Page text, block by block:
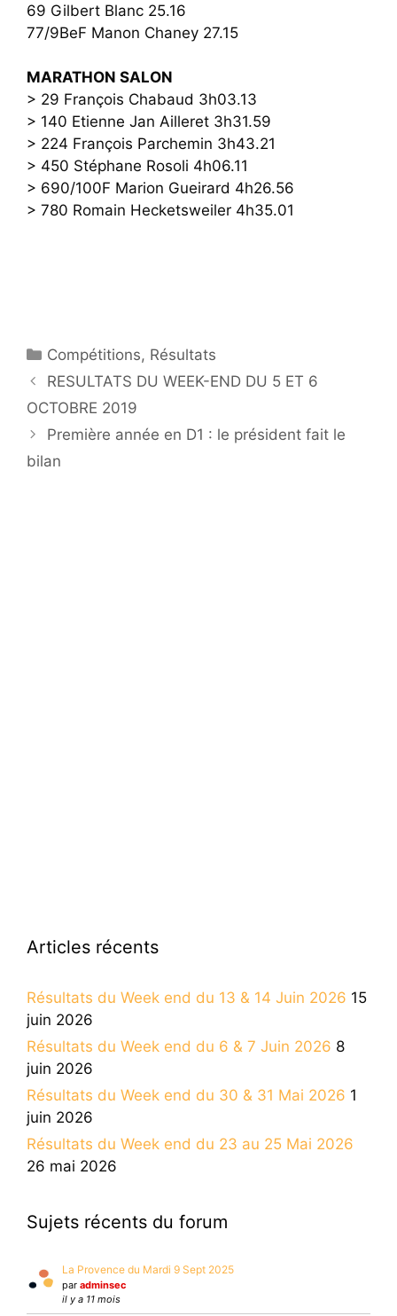
69 Gilbert Blanc 25.16
77/9BeF Manon Chaney 27.15
MARATHON SALON
> 29 François Chabaud 3h03.13
> 140 Etienne Jan Ailleret 3h31.59
> 224 François Parchemin 3h43.21
> 450 Stéphane Rosoli 4h06.11
> 690/100F Marion Gueirard 4h26.56
> 780 Romain Hecketsweiler 4h35.01
Catégories
Compétitions, Résultats
RESULTATS DU WEEK-END DU 5 ET 6
OCTOBRE 2019
Première année en D1 : le président fait le
bilan
Articles récents
Résultats du Week end du 13 & 14 Juin 2026 15
juin 2026
Résultats du Week end du 6 & 7 Juin 2026 8
juin 2026
Résultats du Week end du 30 & 31 Mai 2026 1
juin 2026
Résultats du Week end du 23 au 25 Mai 2026
26 mai 2026
Sujets récents du forum
La Provence du Mardi 9 Sept 2025
par adminsec
il y a 11 mois